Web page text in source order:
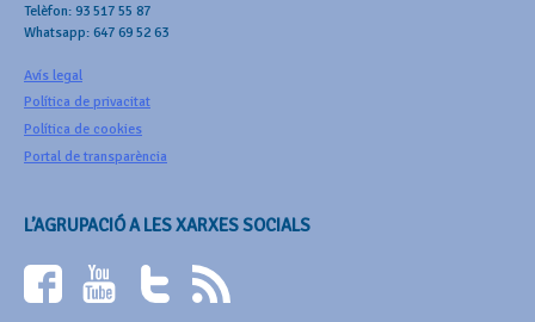
Telèfon: 93 517 55 87
Whatsapp: 647 69 52 63
Avís legal
Política de privacitat
Política de cookies
Portal de transparència
L’AGRUPACIÓ A LES XARXES SOCIALS